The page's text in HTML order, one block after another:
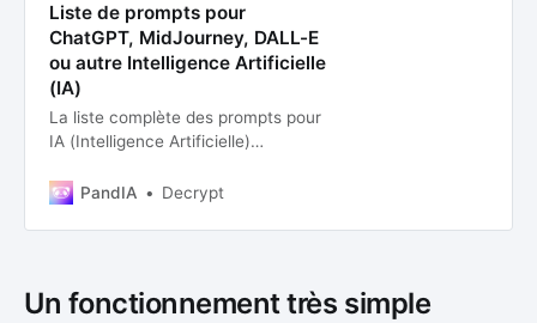
Liste de prompts pour
ChatGPT, MidJourney, DALL-E
ou autre Intelligence Artificielle
(IA)
La liste complète des prompts pour
IA (Intelligence Artificielle)
générative, chatBot, copywriting,
PandIA Decrypt
Un fonctionnement très simple